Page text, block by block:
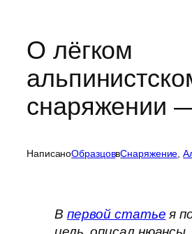
О лёгком
снаряжении
НаписаноОбразцоввCнаряжение,
В первой статьея